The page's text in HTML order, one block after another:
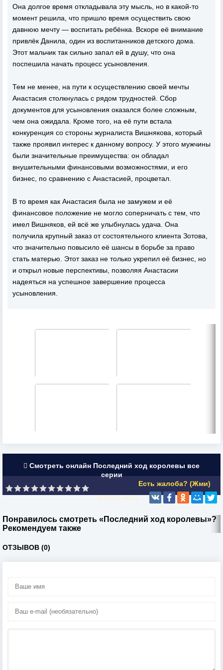
Она долгое время откладывала эту мысль, но в какой-то
момент решила, что пришло время осуществить свою
давнюю мечту — воспитать ребёнка. Вскоре её внимание
привлёк Данила, один из воспитанников детского дома.
Этот мальчик так сильно запал ей в душу, что она
поспешила начать процесс усыновления.
Тем не менее, на пути к осуществлению своей мечты
Анастасия столкнулась с рядом трудностей. Сбор
документов для усыновления оказался более сложным,
чем она ожидала. Кроме того, на её пути встала
конкуренция со стороны журналиста Вишнякова, который
также проявил интерес к данному вопросу. У этого мужчины
были значительные преимущества: он обладал
внушительными финансовыми возможностями, и его
бизнес, по сравнению с Анастасией, процветал.
В то время как Анастасия была не замужем и её
финансовое положение не могло соперничать с тем, что
имел Вишняков, ей всё же улыбнулась удача. Она
получила крупный заказ от состоятельного клиента Зотова,
что значительно повысило её шансы в борьбе за право
стать матерью. Этот заказ не только укрепил её бизнес, но
и открыл новые перспективы, позволяя Анастасии
надеяться на успешное завершение процесса
усыновления.
Смотреть онлайн Последний ход королевы все
серии
Есть жалоба? (Жми)
0/10 (0чел.)
Понравилось смотреть «Последний ход королевы»?
Рекомендуем также
ОТЗЫВОВ (0)